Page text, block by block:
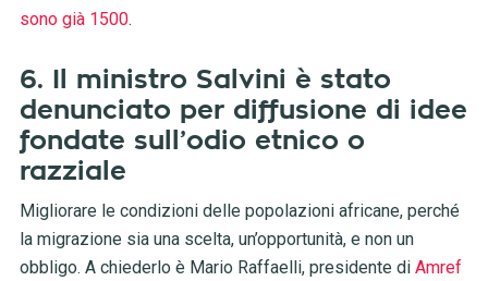
sono già 1500.
6. Il ministro Salvini è stato
denunciato per diffusione di idee
fondate sull’odio etnico o
razziale
Migliorare le condizioni delle popolazioni africane, perché
la migrazione sia una scelta, un’opportunità, e non un
obbligo. A chiederlo è Mario Raffaelli, presidente di Amref